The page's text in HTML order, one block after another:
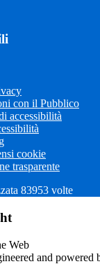
con il Pubblico
accessibilità
cookie
trasparente
83953 volte
and powered